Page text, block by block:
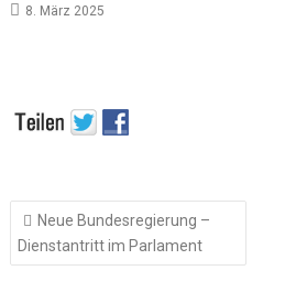
8. März 2025
Beitragsnavigation
Neue Bundesregierung –
Dienstantritt im Parlament